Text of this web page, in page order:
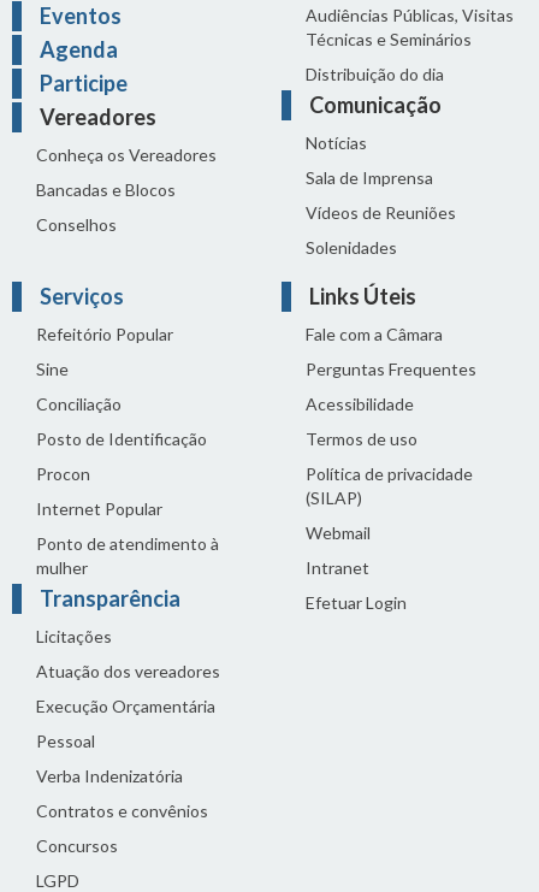
Eventos
Agenda
Participe
Vereadores
Conheça os Vereadores
Bancadas e Blocos
Conselhos
Audiências Públicas, Visitas
Técnicas e Seminários
Distribuição do dia
Comunicação
Notícias
Sala de Imprensa
Vídeos de Reuniões
Solenidades
Serviços
Refeitório Popular
Sine
Conciliação
Posto de Identificação
Procon
Internet Popular
Ponto de atendimento à
mulher
Transparência
Licitações
Atuação dos vereadores
Execução Orçamentária
Pessoal
Verba Indenizatória
Contratos e convênios
Concursos
LGPD
Links Úteis
Fale com a Câmara
Perguntas Frequentes
Acessibilidade
Termos de uso
Política de privacidade
(SILAP)
Webmail
Intranet
Efetuar Login